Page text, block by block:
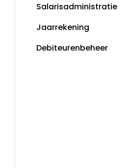
Incasseren
Bankkoppeling
Tips
MijnSnelStart
Koppelingen
Salarisadministratie
Jaarrekening
Debiteurenbeheer